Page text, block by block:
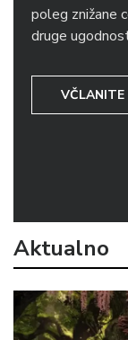
poleg znižane
druge
Aktualno